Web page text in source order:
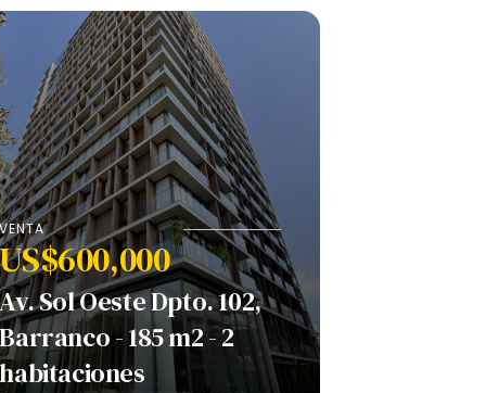
VENTA
US$600,000
Av. Sol Oeste Dpto. 102,
Barranco - 185 m2 - 2
habitaciones